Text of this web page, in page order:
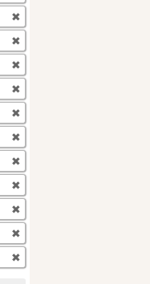
✖
✖
✖
✖
✖
✖
✖
✖
✖
✖
✖